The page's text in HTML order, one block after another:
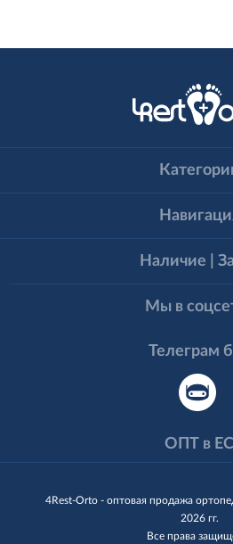
4Rest-Orto - оптовая продажа
2026 гг.
Все права
Наличие |
Мы в
Телеграм
ОПТ в ЕС